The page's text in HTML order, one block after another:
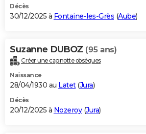
Décès
30/12/2025 à Fontaine-les-Grès (Aube)
Suzanne DUBOZ (95 ans)
Créer une cagnotte obsèques
Naissance
28/04/1930 au Latet(Jura)
Décès
20/12/2025 à Nozeroy(Jura)